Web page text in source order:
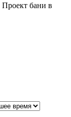
Проект бани в